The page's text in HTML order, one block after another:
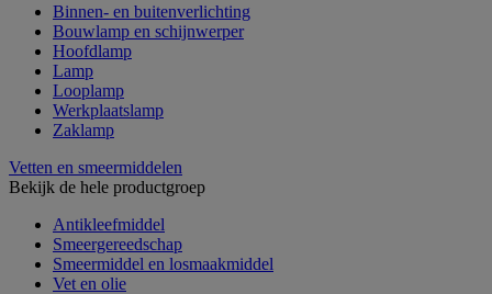
Binnen- en buitenverlichting
Bouwlamp en schijnwerper
Hoofdlamp
Lamp
Looplamp
Werkplaatslamp
Zaklamp
Vetten en smeermiddelen
Bekijk de hele productgroep
Antikleefmiddel
Smeergereedschap
Smeermiddel en losmaakmiddel
Vet en olie